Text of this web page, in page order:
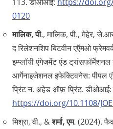
0120
मालिक, पी., मालिक, पी., मेहेर,
द रिलेशनशिप बिटवीन एऍमओ
इम्प्लॉयी एंगेजमेंट एंड
आर्गेनाइजेशनल इफेक्टिवनेस: पीपल
प्रिंट न. अहेड-ऑफ़-प्रिंट. डीओआई:
https://doi.org/10.1108/
मिश्रा, वी., &शर्मा, एम. (2024).